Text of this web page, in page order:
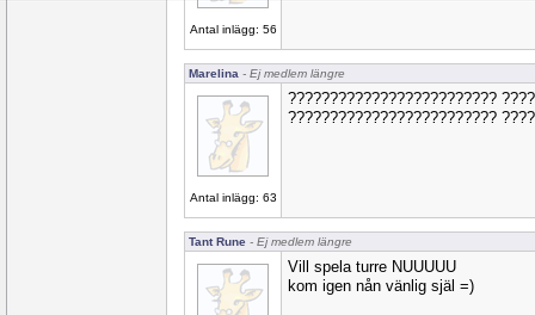
Antal inlägg: 56
Marelina - Ej medlem längre
Antal inlägg: 63
?????????????????????????
?????????????????????????
Tant Rune - Ej medlem längre
Vill spela turre NUUUUU
kom igen nån vänlig själ =)